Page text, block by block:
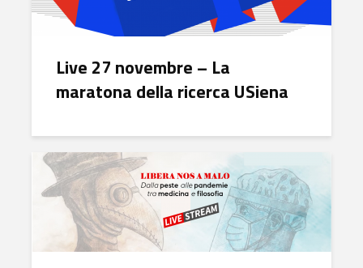
Live 27 novembre – La
maratona della ricerca USiena